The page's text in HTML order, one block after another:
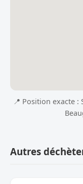
📍 Position exacte :
Autres